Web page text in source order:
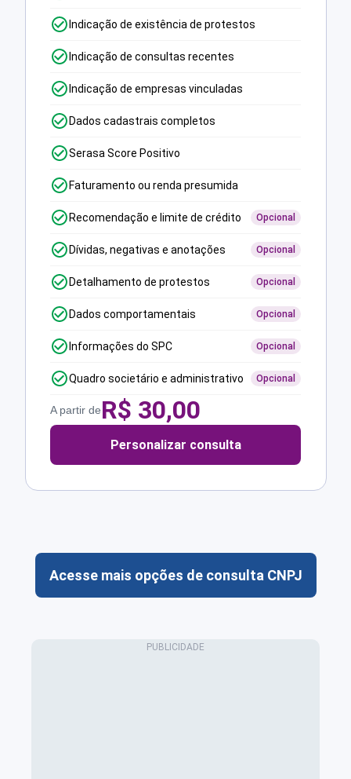
Indicação de existência de protestos
Indicação de consultas recentes
Indicação de empresas vinculadas
Dados cadastrais completos
Serasa Score Positivo
Faturamento ou renda presumida
Recomendação e limite de crédito Opcional
Dívidas, negativas e anotações Opcional
Detalhamento de protestos Opcional
Dados comportamentais Opcional
Informações do SPC Opcional
Quadro societário e administrativo Opcional
A partir deR$ 30,00
Personalizar consulta
Acesse mais opções de consulta CNPJ